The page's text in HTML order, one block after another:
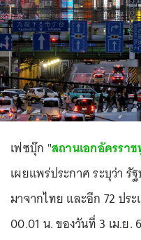
เฟซบุ๊ก "สถานเอกอัครรา
เผยแพร่ประกาศ ระบุว่า
มาจากไทย และอีก 72 ปร
00.01 น. ของวันที่ 3 เม.ย.